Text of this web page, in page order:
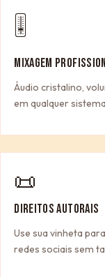
🎚
MIXAGEM
Áudio cristalino,
em qualquer
📜
DIREITOS AUTORAIS
Use sua vinheta
redes sociais sem